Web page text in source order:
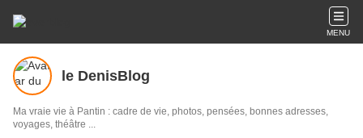
MENU
le DenisBlog
Ma vraie vie à Pantin : cadre de vie, photos, pensées, bonnes adresses,
voyages, théâtre ...